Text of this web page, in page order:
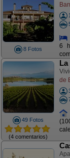
8 Fotos
6
49 Fotos
(4 comentarios)
La
de